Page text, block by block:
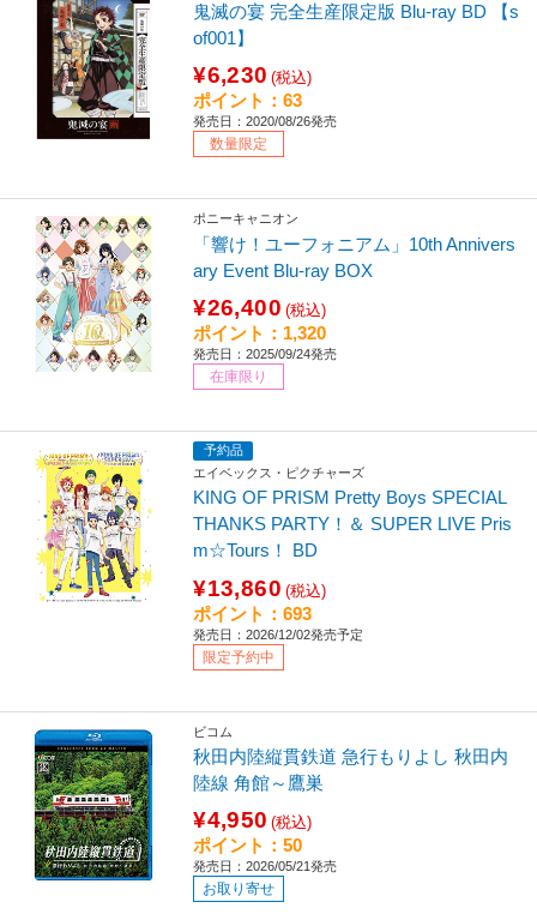
鬼滅の宴 完全生産限定版 Blu-ray BD 【s
of001】
¥6,230 (税込)
ポイント：63
発売日：2020/08/26発売
数量限定
ポニーキャニオン
「響け！ユーフォニアム」10th Annivers
ary Event Blu-ray BOX
¥26,400 (税込)
ポイント：1,320
発売日：2025/09/24発売
在庫限り
予約品
エイベックス・ピクチャーズ
KING OF PRISM Pretty Boys SPECIAL
THANKS PARTY！＆ SUPER LIVE Pris
m☆Tours！ BD
¥13,860 (税込)
ポイント：693
発売日：2026/12/02発売予定
限定予約中
ビコム
秋田内陸縦貫鉄道 急行もりよし 秋田内
陸線 角館～鷹巣
¥4,950 (税込)
ポイント：50
発売日：2026/05/21発売
お取り寄せ